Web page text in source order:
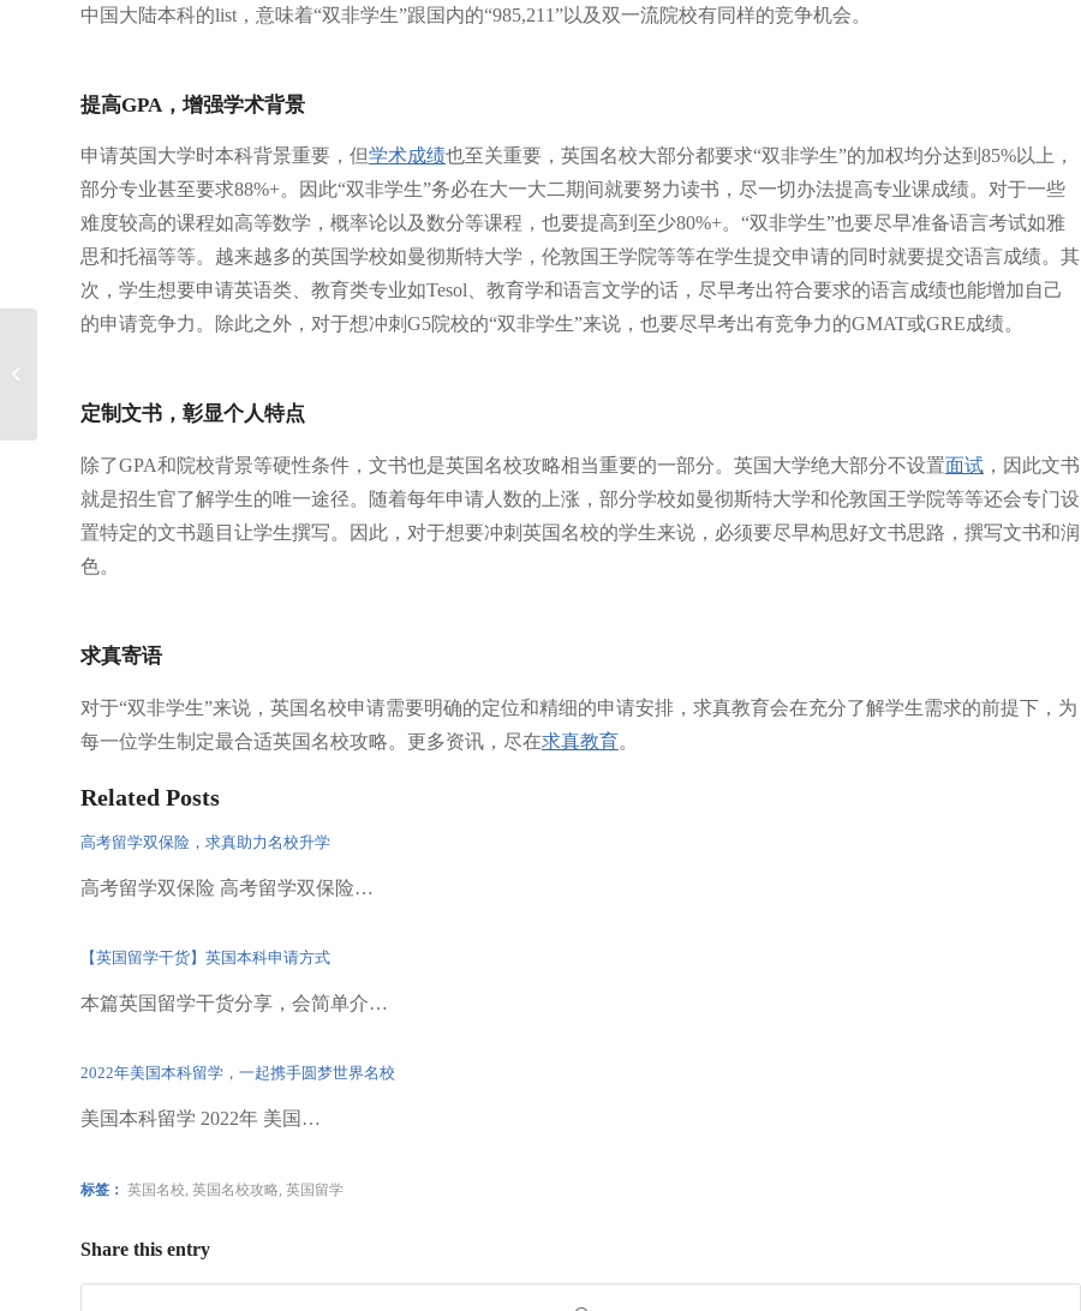
中国大陆本科的list，意味着“双非学生”跟国内的“985,211”以及双一流院校有同样的竞争机会。
提高GPA，增强学术背景
申请英国大学时本科背景重要，但学术成绩也至关重要，英国名校大部分都要求“双非学生”的加权均分达到85%以上，
部分专业甚至要求88%+。因此“双非学生”务必在大一大二期间就要努力读书，尽一切办法提高专业课成绩。对于一些
难度较高的课程如高等数学，概率论以及数分等课程，也要提高到至少80%+。“双非学生”也要尽早准备语言考试如雅
思和托福等等。越来越多的英国学校如曼彻斯特大学，伦敦国王学院等等在学生提交申请的同时就要提交语言成绩。其
次，学生想要申请英语类、教育类专业如Tesol、教育学和语言文学的话，尽早考出符合要求的语言成绩也能增加自己
的申请竞争力。除此之外，对于想冲刺G5院校的“双非学生”来说，也要尽早考出有竞争力的GMAT或GRE成绩。
定制文书，彰显个人特点
除了GPA和院校背景等硬性条件，文书也是英国名校攻略相当重要的一部分。英国大学绝大部分不设置面试 ，因此文书
就是招生官了解学生的唯一途径。随着每年申请人数的上涨，部分学校如曼彻斯特大学和伦敦国王学院等等还会专门设
置特定的文书题目让学生撰写。因此，对于想要冲刺英国名校的学生来说，必须要尽早构思好文书思路，撰写文书和润
色。
求真寄语
对于“双非学生”来说，英国名校申请需要明确的定位和精细的申请安排，求真教育会在充分了解学生需求的前提下，为
每一位学生制定最合适英国名校攻略。更多资讯，尽在求真教育。
Related Posts
高考留学双保险，求真助力名校升学
高考留学双保险 高考留学双保险…
【英国留学干货】英国本科申请方式
本篇英国留学干货分享，会简单介…
2022年美国本科留学，一起携手圆梦世界名校
美国本科留学 2022年 美国…
标签： 英国名校, 英国名校攻略, 英国留学
Share this entry
助力，绝地...